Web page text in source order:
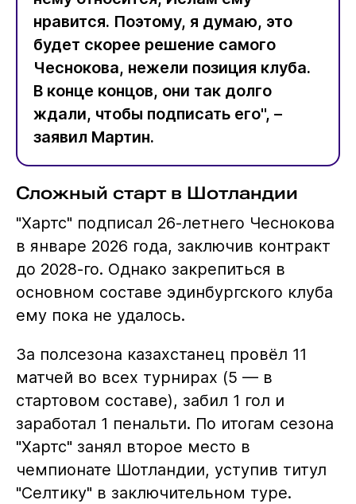
нравится. Поэтому, я думаю, это
будет скорее решение самого
Чеснокова, нежели позиция клуба.
В конце концов, они так долго
ждали, чтобы подписать его", –
заявил Мартин.
Сложный старт в Шотландии
"Хартс" подписал 26-летнего Чеснокова
в январе 2026 года, заключив контракт
до 2028-го. Однако закрепиться в
основном составе эдинбургского клуба
ему пока не удалось.
За полсезона казахстанец провёл 11
матчей во всех турнирах (5 — в
стартовом составе), забил 1 гол и
заработал 1 пенальти. По итогам сезона
"Хартс" занял второе место в
чемпионате Шотландии, уступив титул
"Селтику" в заключительном туре.